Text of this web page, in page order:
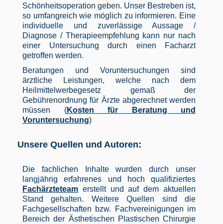
Schönheitsoperation geben. Unser Bestreben ist,
so umfangreich wie möglich zu informieren. Eine
individuelle und zuverlässige Aussage /
Diagnose / Therapieempfehlung kann nur nach
einer Untersuchung durch einen Facharzt
getroffen werden.
Beratungen und Voruntersuchungen sind
ärztliche Leistungen, welche nach dem
Heilmittelwerbegesetz gemaß der
Gebührenordnung für Ärzte abgerechnet werden
müssen (Kosten für Beratung und
Voruntersuchung)
Unsere Quellen und Autoren:
Die fachlichen Inhalte wurden durch unser
langjährig erfahrenes und hoch qualifiziertes
Fachärzteteam erstellt und auf dem aktuellen
Stand gehalten. Weitere Quellen sind die
Fachgesellschaften bzw. Fachvereinigungen im
Bereich der Ästhetischen Plastischen Chirurgie